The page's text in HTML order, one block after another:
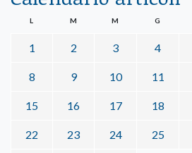
L M M G
1 2 3 4
8 9 10 11
15 16 17 18
22 23 24 25